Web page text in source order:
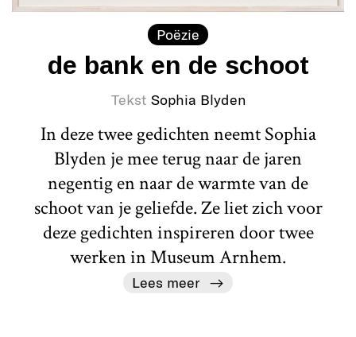
Poëzie
de bank en de schoot
Tekst Sophia Blyden
In deze twee gedichten neemt Sophia
Blyden je mee terug naar de jaren
negentig en naar de warmte van de
schoot van je geliefde. Ze liet zich voor
deze gedichten inspireren door twee
werken in Museum Arnhem.
Lees meer